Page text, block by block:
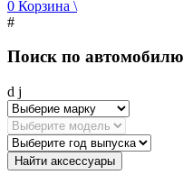
0 Корзина \
#
Поиск по
d j
Найти аксессуары